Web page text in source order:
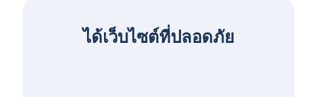
ได้เว็บไซต์ที่ปลอดภัย